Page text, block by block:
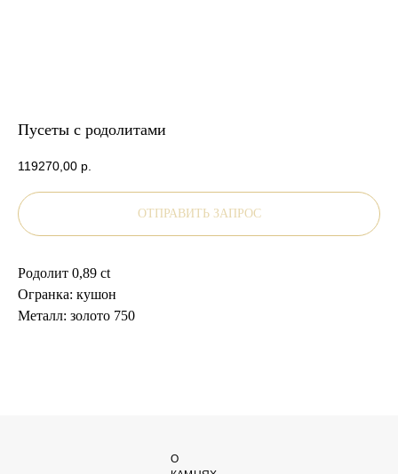
Пусеты с родолитами
119270,00 р.
ОТПРАВИТЬ ЗАПРОС
Родолит 0,89 ct
Огранка: кушон
Металл: золото 750
О